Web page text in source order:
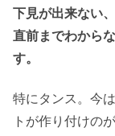
下見が出来ない
直前までわから
す。
特にタンス。今
トが作り付けの